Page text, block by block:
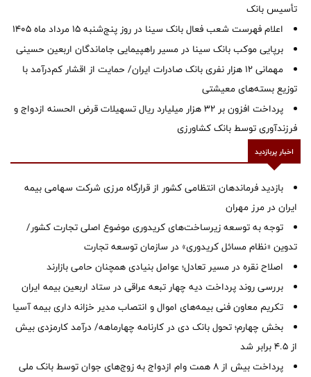
تأسیس بانک
اعلام فهرست شعب فعال بانک سینا در روز پنج‌شنبه 15 مرداد ماه 1405
برپایی موکب بانک سینا در مسیر راهپیمایی جاماندگان اربعین حسینی
مهمانی ۱۲ هزار نفری بانک صادرات ایران/ حمایت از اقشار کم‌درآمد با
توزیع بسته‌های معیشتی
پرداخت افزون بر 32 هزار میلیارد ریال تسهیلات قرض الحسنه ازدواج و
فرزندآوری توسط بانک کشاورزی
اخبار پربازدید
بازدید فرماندهان انتظامی کشور از قرارگاه مرزی شرکت سهامی بیمه
ایران در مرز مهران
توجه به توسعه زیرساخت‌های کریدوری موضوع اصلی تجارت کشور/
تدوین «نظام مسائل کریدوری» در سازمان توسعه تجارت
اصلاح نقره در مسیر تعادل؛ عوامل بنیادی همچنان حامی بازارند
بررسی روند پرداخت دیه چهار تبعه عراقی در ستاد اربعین بیمه ایران
تکریم معاون فنی بیمه‌های اموال و انتصاب مدیر خزانه داری بیمه آسیا
بخش چهارم؛ تحول بانک دی در کارنامه چهارماهه/ درآمد کارمزدی بیش
از ۴.۵ برابر شد
پرداخت بیش از ۸ همت وام ازدواج به زوج‌های جوان توسط بانک ملی